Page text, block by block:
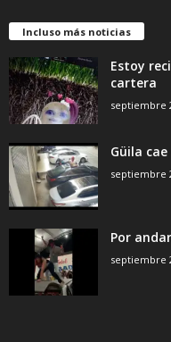
Incluso más noticias
Estoy
cartera
septiembre
Güila
septiembre
Por
septiembre